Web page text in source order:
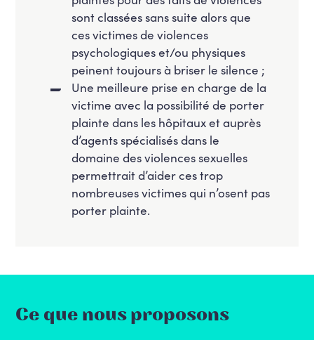
sont classées sans suite alors que
ces victimes de violences
psychologiques et/ou physiques
peinent toujours à briser le silence ;
Une meilleure prise en charge de la
victime avec la possibilité de porter
plainte dans les hôpitaux et auprès
d’agents spécialisés dans le
domaine des violences sexuelles
permettrait d’aider ces trop
nombreuses victimes qui n’osent pas
porter plainte.
Ce que nous proposons